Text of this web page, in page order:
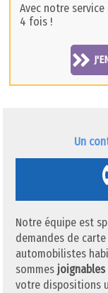
Avec notre
4 fois !
Un
Notre équipe est
demandes de
automobilistes
sommes
votre dispositions